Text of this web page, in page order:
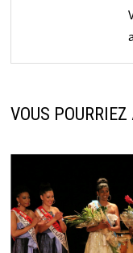
VOUS